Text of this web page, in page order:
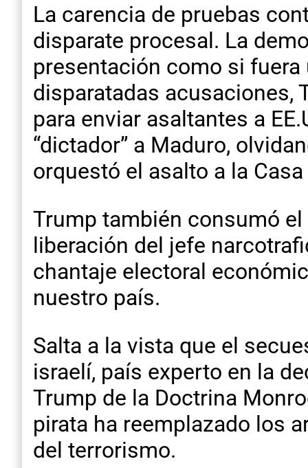
La carencia de pruebas
disparate procesal. La
presentación como si
disparatadas acusaciones,
para enviar asaltantes a
“dictador” a Maduro,
orquestó el asalto a la
Trump también consumó
liberación del jefe
chantaje electoral
nuestro país.
Salta a la vista que el
israelí, país experto en la
Trump de la Doctrina
pirata ha reemplazado los
del terrorismo.